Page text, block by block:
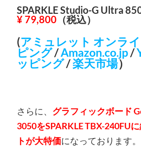
SPARKLE Studio-G Ultra
¥ 79,800 （税込）
(アミュレット オンラ
ピング/Amazon.co.jp/
ッピング/楽天市場）
さらに、 グラフィックボード
3050をSPARKLE TBX-240FU
トが大特価になっております。